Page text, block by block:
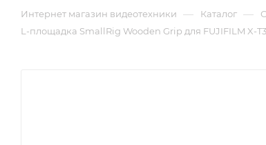
Интернет магазин видеотехники — Каталог —
L-площадка SmallRig Wooden Grip для FUJIFILM X-